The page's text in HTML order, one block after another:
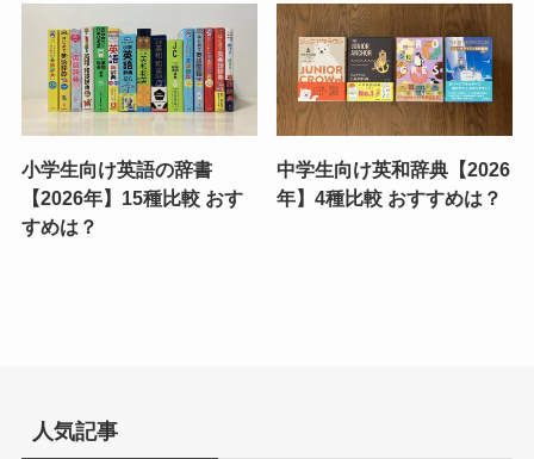
小学生向け英語の辞書
【2026年】15種比較 おす
すめは？
中学生向け英和辞典【2026
年】4種比較 おすすめは？
人気記事